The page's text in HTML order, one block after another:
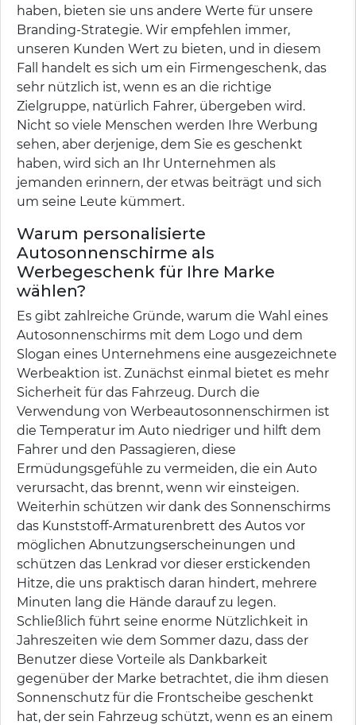
haben, bieten sie uns andere Werte für unsere
Branding-Strategie. Wir empfehlen immer,
unseren Kunden Wert zu bieten, und in diesem
Fall handelt es sich um ein Firmengeschenk, das
sehr nützlich ist, wenn es an die richtige
Zielgruppe, natürlich Fahrer, übergeben wird.
Nicht so viele Menschen werden Ihre Werbung
sehen, aber derjenige, dem Sie es geschenkt
haben, wird sich an Ihr Unternehmen als
jemanden erinnern, der etwas beiträgt und sich
um seine Leute kümmert.
Warum personalisierte
Autosonnenschirme als
Werbegeschenk für Ihre Marke
wählen?
Es gibt zahlreiche Gründe, warum die Wahl eines
Autosonnenschirms mit dem Logo und dem
Slogan eines Unternehmens eine ausgezeichnete
Werbeaktion ist. Zunächst einmal bietet es mehr
Sicherheit für das Fahrzeug. Durch die
Verwendung von Werbeautosonnenschirmen ist
die Temperatur im Auto niedriger und hilft dem
Fahrer und den Passagieren, diese
Ermüdungsgefühle zu vermeiden, die ein Auto
verursacht, das brennt, wenn wir einsteigen.
Weiterhin schützen wir dank des Sonnenschirms
das Kunststoff-Armaturenbrett des Autos vor
möglichen Abnutzungserscheinungen und
schützen das Lenkrad vor dieser erstickenden
Hitze, die uns praktisch daran hindert, mehrere
Minuten lang die Hände darauf zu legen.
Schließlich führt seine enorme Nützlichkeit in
Jahreszeiten wie dem Sommer dazu, dass der
Benutzer diese Vorteile als Dankbarkeit
gegenüber der Marke betrachtet, die ihm diesen
Sonnenschutz für die Frontscheibe geschenkt
hat, der sein Fahrzeug schützt, wenn es an einem